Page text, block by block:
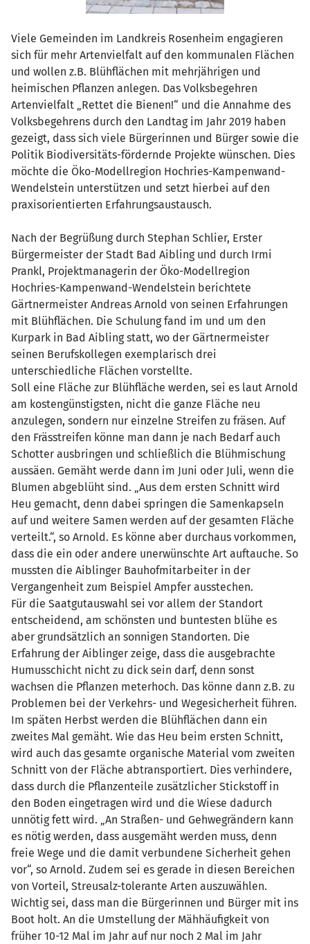
Viele Gemeinden im Landkreis Rosenheim engagieren
sich für mehr Artenvielfalt auf den kommunalen Flächen
und wollen z.B. Blühflächen mit mehrjährigen und
heimischen Pflanzen anlegen. Das Volksbegehren
Artenvielfalt „Rettet die Bienen!“ und die Annahme des
Volksbegehrens durch den Landtag im Jahr 2019 haben
gezeigt, dass sich viele Bürgerinnen und Bürger sowie die
Politik Biodiversitäts-fördernde Projekte wünschen. Dies
möchte die Öko-Modellregion Hochries-Kampenwand-
Wendelstein unterstützen und setzt hierbei auf den
praxisorientierten Erfahrungsaustausch.
Nach der Begrüßung durch Stephan Schlier, Erster
Bürgermeister der Stadt Bad Aibling und durch Irmi
Prankl, Projektmanagerin der Öko-Modellregion
Hochries-Kampenwand-Wendelstein berichtete
Gärtnermeister Andreas Arnold von seinen Erfahrungen
mit Blühflächen. Die Schulung fand im und um den
Kurpark in Bad Aibling statt, wo der Gärtnermeister
seinen Berufskollegen exemplarisch drei
unterschiedliche Flächen vorstellte.
Soll eine Fläche zur Blühfläche werden, sei es laut Arnold
am kostengünstigsten, nicht die ganze Fläche neu
anzulegen, sondern nur einzelne Streifen zu fräsen. Auf
den Frässtreifen könne man dann je nach Bedarf auch
Schotter ausbringen und schließlich die Blühmischung
aussäen. Gemäht werde dann im Juni oder Juli, wenn die
Blumen abgeblüht sind. „Aus dem ersten Schnitt wird
Heu gemacht, denn dabei springen die Samenkapseln
auf und weitere Samen werden auf der gesamten Fläche
verteilt.“, so Arnold. Es könne aber durchaus vorkommen,
dass die ein oder andere unerwünschte Art auftauche. So
mussten die Aiblinger Bauhofmitarbeiter in der
Vergangenheit zum Beispiel Ampfer ausstechen.
Für die Saatgutauswahl sei vor allem der Standort
entscheidend, am schönsten und buntesten blühe es
aber grundsätzlich an sonnigen Standorten. Die
Erfahrung der Aiblinger zeige, dass die ausgebrachte
Humusschicht nicht zu dick sein darf, denn sonst
wachsen die Pflanzen meterhoch. Das könne dann z.B. zu
Problemen bei der Verkehrs- und Wegesicherheit führen.
Im späten Herbst werden die Blühflächen dann ein
zweites Mal gemäht. Wie das Heu beim ersten Schnitt,
wird auch das gesamte organische Material vom zweiten
Schnitt von der Fläche abtransportiert. Dies verhindere,
dass durch die Pflanzenteile zusätzlicher Stickstoff in
den Boden eingetragen wird und die Wiese dadurch
unnötig fett wird. „An Straßen- und Gehwegrändern kann
es nötig werden, dass ausgemäht werden muss, denn
freie Wege und die damit verbundene Sicherheit gehen
vor“, so Arnold. Zudem sei es gerade in diesen Bereichen
von Vorteil, Streusalz-tolerante Arten auszuwählen.
Wichtig sei, dass man die Bürgerinnen und Bürger mit ins
Boot holt. An die Umstellung der Mähhäufigkeit von
früher 10-12 Mal im Jahr auf nur noch 2 Mal im Jahr